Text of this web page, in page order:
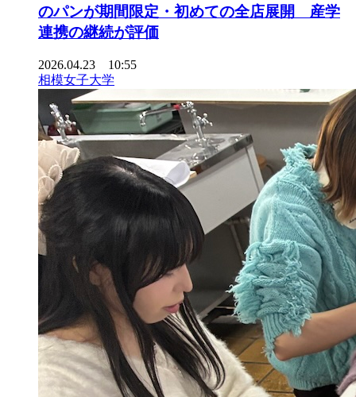
のパンが期間限定・初めての全店展開 産学
連携の継続が評価
2026.04.23 10:55
相模女子大学